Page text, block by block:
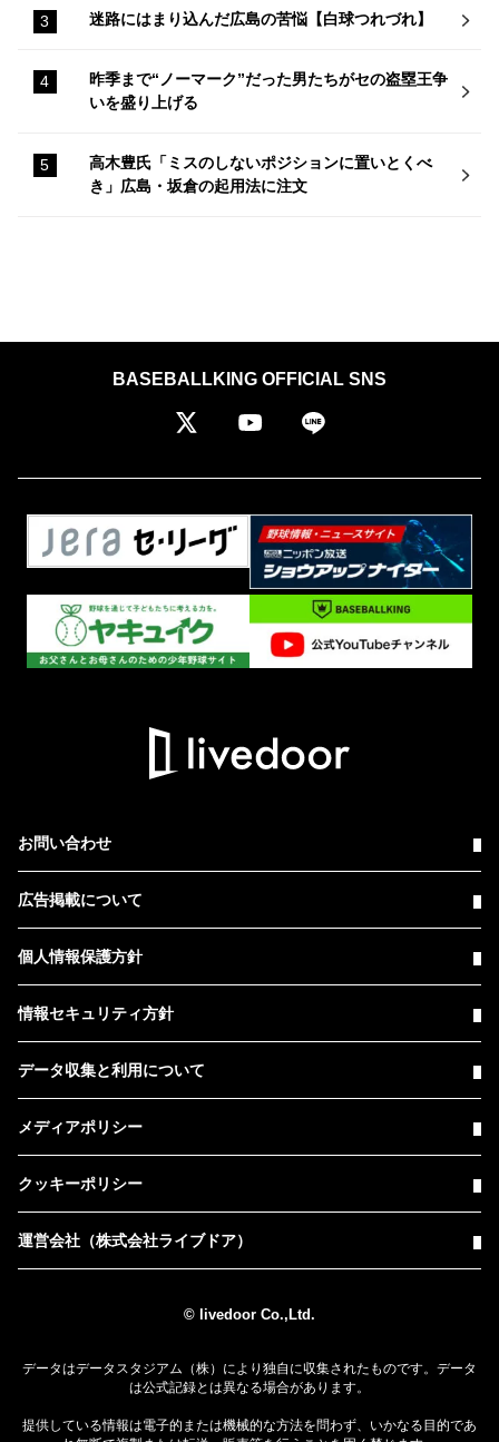
迷路にはまり込んだ広島の苦悩【白球つれづれ】
昨季まで“ノーマーク”だった男たちがセの盗塁王争
いを盛り上げる
高木豊氏「ミスのしないポジションに置いとくべ
き」広島・坂倉の起用法に注文
BASEBALLKING OFFICIAL SNS
お問い合わせ
広告掲載について
個人情報保護方針
情報セキュリティ方針
データ収集と利用について
メディアポリシー
クッキーポリシー
運営会社（株式会社ライブドア）
© livedoor Co.,Ltd.
データはデータスタジアム（株）により独自に収集されたものです。データ
は公式記録とは異なる場合があります。
提供している情報は電子的または機械的な方法を問わず、いかなる目的であ